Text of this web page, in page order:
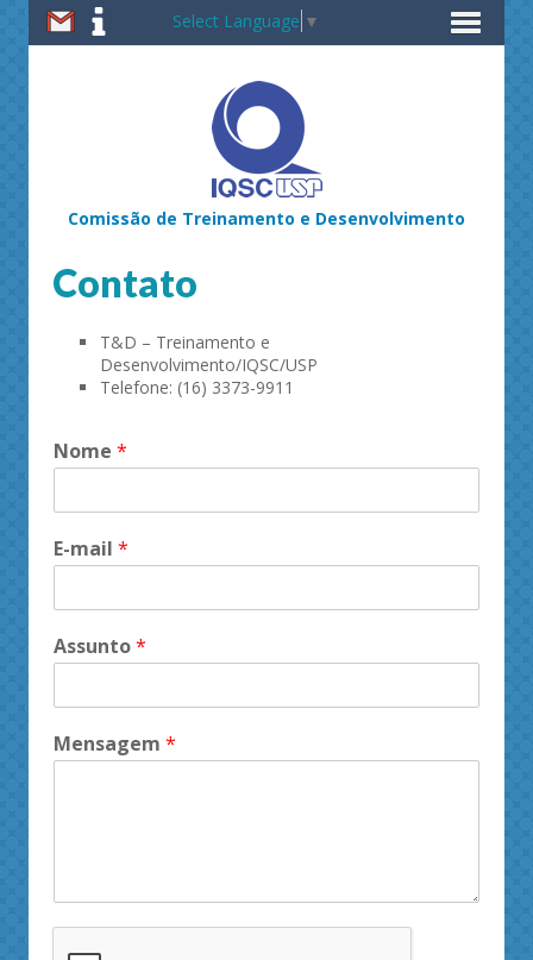
Select Language ▼
Comissão de Treinamento e Desenvolvimento
Contato
T&D – Treinamento e
Desenvolvimento/IQSC/USP
Telefone: (16) 3373-9911
Nome *
E-mail *
Assunto*
Mensagem *